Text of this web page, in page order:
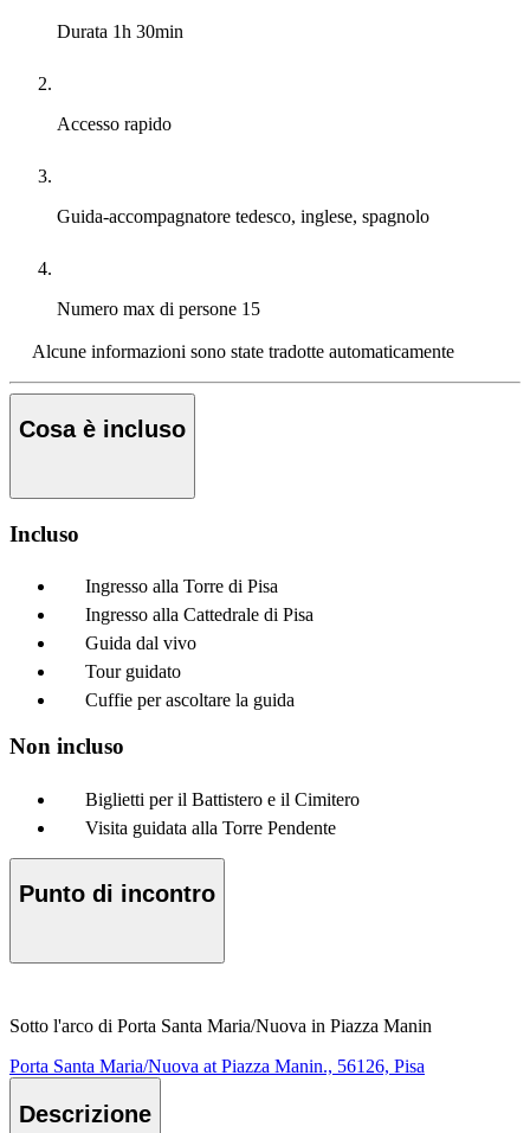
Durata 1h 30min
Accesso rapido
Guida-accompagnatore tedesco, inglese, spagnolo
Numero max di persone 15
Alcune informazioni sono state tradotte automaticamente
Cosa è incluso
Incluso
Ingresso alla Torre di Pisa
Ingresso alla Cattedrale di Pisa
Guida dal vivo
Tour guidato
Cuffie per ascoltare la guida
Non incluso
Biglietti per il Battistero e il Cimitero
Visita guidata alla Torre Pendente
Punto di incontro
Sotto l'arco di Porta Santa Maria/Nuova in Piazza Manin
Porta Santa Maria/Nuova at Piazza Manin., 56126, Pisa
Descrizione